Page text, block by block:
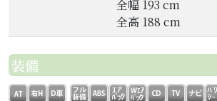
全幅 193 cm
全高 188 cm
装備